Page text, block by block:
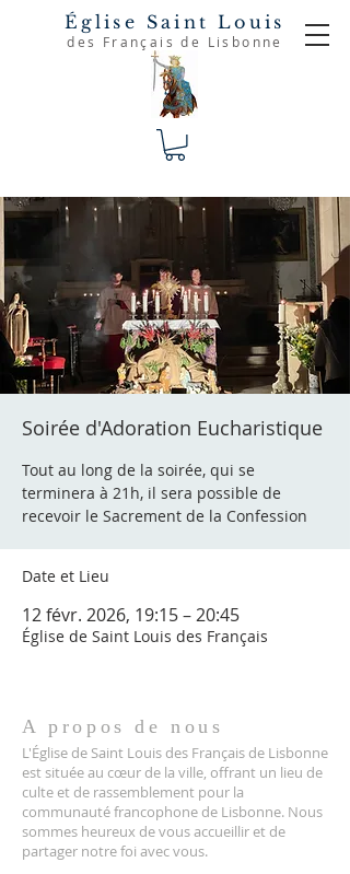
Église Saint Louis
des Français de Lisbonne
Soirée d'Adoration Eucharistique
Tout au long de la soirée, qui se
terminera à 21h, il sera possible de
recevoir le Sacrement de la Confession
Date et Lieu
12 févr. 2026, 19:15 – 20:45
Église de Saint Louis des Français
A propos de nous
L'Église de Saint Louis des Français de Lisbonne
est située au cœur de la ville, offrant un lieu de
culte et de rassemblement pour la
communauté francophone de Lisbonne. Nous
sommes heureux de vous accueillir et de
partager notre foi avec vous.